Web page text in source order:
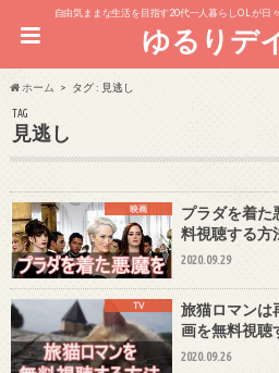
自由気ままな生活を目指す20代一人暮らしOL が日
ゆるりデ
ホーム タグ : 見逃し
TAG
見逃し
映画
プラダを着た
料視聴する方
2020.09.29
TV
旅猫ロマンは
画を無料視聴
2020.09.26